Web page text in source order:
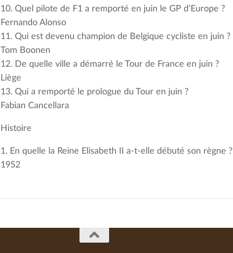
10. Quel pilote de F1 a remporté en juin le GP d’Europe ?
Fernando Alonso
11. Qui est devenu champion de Belgique cycliste en juin ?
Tom Boonen
12. De quelle ville a démarré le Tour de France en juin ?
Liège
13. Qui a remporté le prologue du Tour en juin ?
Fabian Cancellara
Histoire
1. En quelle la Reine Elisabeth II a-t-elle débuté son règne ?
1952